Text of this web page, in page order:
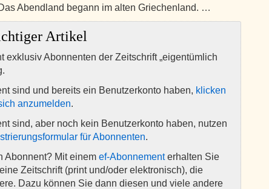
Abendland begann im alten Griechenland. …
Artikel
exklusiv Abonnenten der Zeitschrift „eigentümlich
sind und bereits ein Benutzerkonto haben, klicken
anzumelden.
sind, aber noch kein Benutzerkonto haben, nutzen
für Abonnenten.
Abonnent? Mit einem ef-Abonnementerhalten Sie
Zeitschrift (print und/oder elektronisch), die
Dazu können Sie dann diesen und viele andere